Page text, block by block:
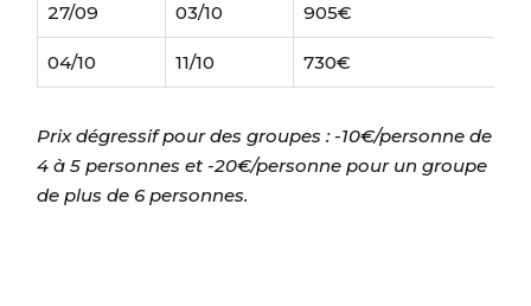
27/09 03/10 905€
04/10 11/10 730€
Prix dégressif pour des groupes : -10€/personne de
4 à 5 personnes et -20€/personne pour un groupe
de plus de 6 personnes.